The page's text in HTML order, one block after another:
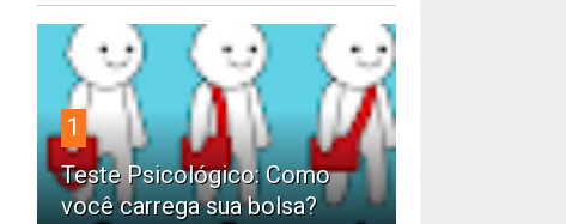
1
Teste Psicológico: Como
você carrega sua bolsa?